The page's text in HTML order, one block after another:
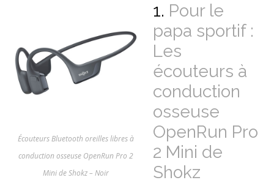
Écouteurs Bluetooth oreilles libres à
conduction osseuse OpenRun Pro 2
Mini de Shokz – Noir
1. Pour le
papa sportif :
Les
écouteurs à
conduction
osseuse
OpenRun Pro
2 Mini de
Shokz